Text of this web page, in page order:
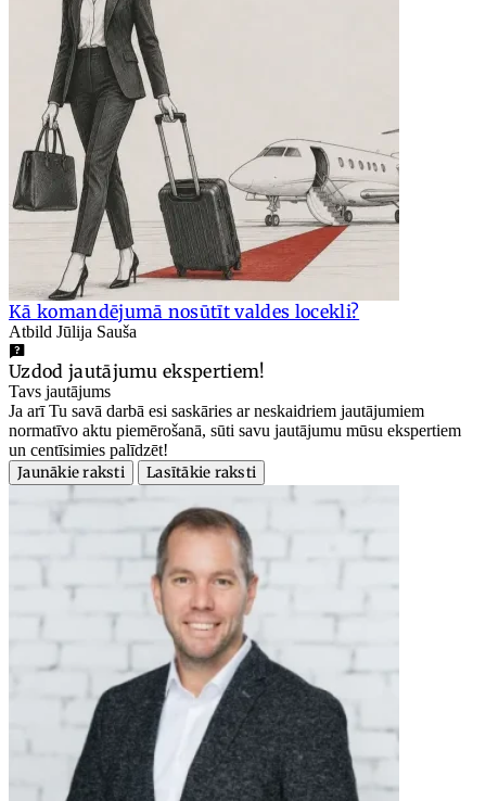
Kā komandējumā nosūtīt valdes locekli?
Atbild Jūlija Sauša
Uzdod jautājumu ekspertiem!
Tavs jautājums
Ja arī Tu savā darbā esi saskāries ar neskaidriem jautājumiem
normatīvo aktu piemērošanā, sūti savu jautājumu mūsu ekspertiem
un centīsimies palīdzēt!
Jaunākie raksti
Lasītākie raksti